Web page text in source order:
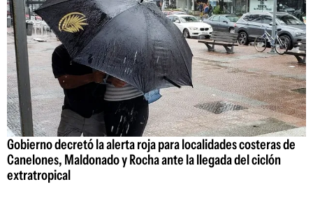
Gobierno decretó la alerta roja para localidades costeras de
Canelones, Maldonado y Rocha ante la llegada del ciclón
extratropical